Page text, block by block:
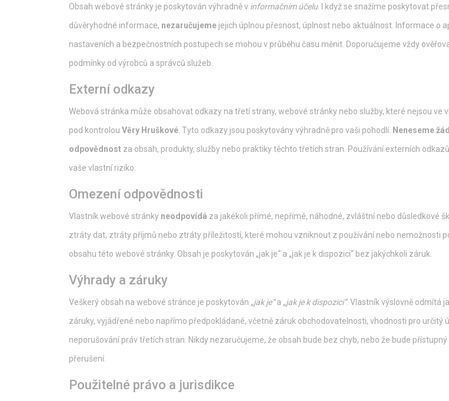
Obsah webové stránky je poskytován výhradně v informačním účelu. I když se snažíme poskytovat
důvěryhodné informace, nezaručujeme jejich úplnou přesnost, úplnost nebo aktuálnost. Informace o
nastaveních a bezpečnostních postupech se mohou v průběhu času měnit. Doporučujeme vždy
podmínky od výrobců a správců služeb.
Externí odkazy
Webová stránka může obsahovat odkazy na třetí strany, webové stránky nebo služby, které nejsou ve
pod kontrolou Věry Hruškové . Tyto odkazy jsou poskytovány výhradně pro vaši pohodlí. Neneseme
odpovědnost za obsah, produkty, služby nebo praktiky těchto třetích stran. Používání externích
vaše vlastní riziko.
Omezení odpovědnosti
Vlastník webové stránky neodpovídá za jakékoli přímé, nepřímé, náhodné, zvláštní nebo důsledkové
ztráty dat, ztráty příjmů nebo ztráty příležitostí, které mohou vzniknout z používání nebo nemožnosti
obsahu této webové stránky. Obsah je poskytován „jak je“ a „jak je k dispozici“ bez jakýchkoli záruk.
Výhrady a záruky
Veškerý obsah na webové stránce je poskytován „jak je“a „jak je k dispozici“. Vlastník výslovně odmítá
záruky, vyjádřené nebo napřímo předpokládané, včetně záruk obchodovatelnosti, vhodnosti pro určitý
neporušování práv třetích stran. Nikdy nezaručujeme, že obsah bude bez chyb, nebo že bude přístupný
přerušení.
Použitelné právo a jurisdikce